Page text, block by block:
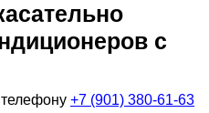
с
+7 (901) 380-61-63